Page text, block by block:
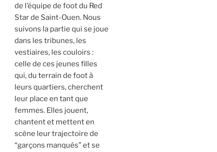
de l’équipe de foot du Red
Star de Saint-Ouen. Nous
suivons la partie qui se joue
dans les tribunes, les
vestiaires, les couloirs :
celle de ces jeunes filles
qui, du terrain de foot à
leurs quartiers, cherchent
leur place en tant que
femmes. Elles jouent,
chantent et mettent en
scène leur trajectoire de
“garçons manqués” et se